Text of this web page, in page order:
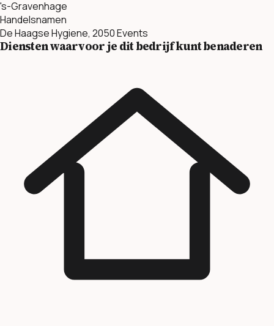
's-Gravenhage
Handelsnamen
De Haagse Hygiene, 2050 Events
Diensten waarvoor je dit bedrijf kunt benaderen